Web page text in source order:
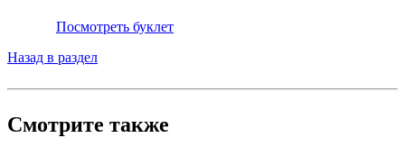
Посмотреть буклет
Назад в раздел
Смотрите также